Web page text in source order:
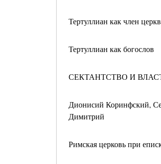
Тертуллиан как член
Тертуллиан как богослов
СЕКТАНТСТВО И
Дионисий Коринфский,
Димитрий
Римская церковь при